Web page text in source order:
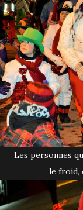
Les personnes qui défilent semblent ravies d'être là, malgré
le froid,